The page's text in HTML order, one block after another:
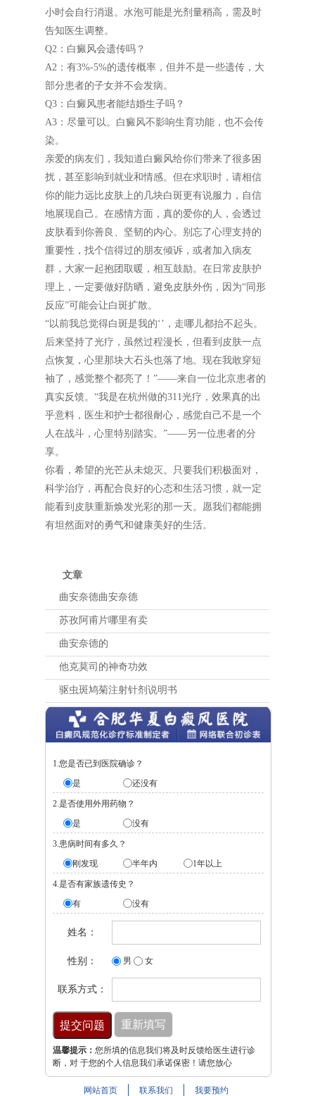
小时会自行消退。水泡可能是光剂量稍高，需及时
告知医生调整。
Q2：白癜风会遗传吗？
A2：有3%-5%的遗传概率，但并不是一些遗传，大
部分患者的子女并不会发病。
Q3：白癜风患者能结婚生子吗？
A3：尽量可以。白癜风不影响生育功能，也不会传
染。
亲爱的病友们，我知道白癜风给你们带来了很多困
扰，甚至影响到就业和情感。但在求职时，请相信
你的能力远比皮肤上的几块白斑更有说服力，自信
地展现自己。在感情方面，真的爱你的人，会透过
皮肤看到你善良、坚韧的内心。别忘了心理支持的
重要性，找个信得过的朋友倾诉，或者加入病友
群，大家一起抱团取暖，相互鼓励。在日常皮肤护
理上，一定要做好防晒，避免皮肤外伤，因为“同形
反应”可能会让白斑扩散。
“以前我总觉得白斑是我的‘’，走哪儿都抬不起头。
后来坚持了光疗，虽然过程漫长，但看到皮肤一点
点恢复，心里那块大石头也落了地。现在我敢穿短
袖了，感觉整个都亮了！”——来自一位北京患者的
真实反馈。“我是在杭州做的311光疗，效果真的出
乎意料，医生和护士都很耐心，感觉自己不是一个
人在战斗，心里特别踏实。”——另一位患者的分
享。
你看，希望的光芒从未熄灭。只要我们积极面对，
科学治疗，再配合良好的心态和生活习惯，就一定
能看到皮肤重新焕发光彩的那一天。愿我们都能拥
有坦然面对的勇气和健康美好的生活。
文章
曲安奈德曲安奈德
苏孜阿甫片哪里有卖
曲安奈德的
他克莫司的神奇功效
驱虫斑鸠菊注射针剂说明书
1.您是否已到医院确诊？
是
还没有
2.是否使用外用药物？
是
没有
3.患病时间有多久？
刚发现
半年内 1年以上
4.是否有家族遗传史？
有
没有
姓名：
性别： 男 女
联系方式：
温馨提示： 您所填的信息我们将及时反馈给医生进行诊
断，对 于您的个人信息我们承诺保密！请您放心
网站首页 联系我们 我要预约